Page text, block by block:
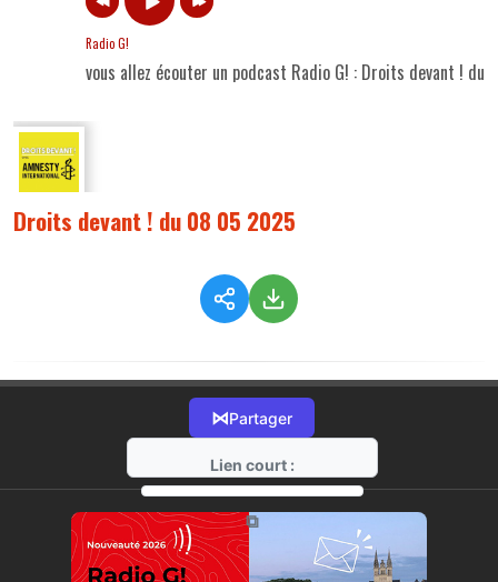
Radio G!
vous allez écouter un podcast Radio G! : Droits devant ! du
Droits devant ! du 08 05 2025
⋈Partager
Lien court :
https://radio-g.fr?17514
⧉